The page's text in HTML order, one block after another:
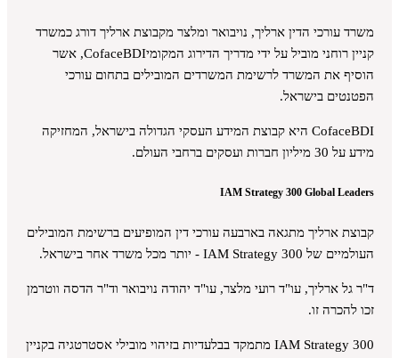
משרד עורכי הדין ארליך, נויבואר ומלצר מקבוצת ארליך דורג כמשרד
קניין רוחני מוביל על ידי מדריך הדירוג המקומיCofaceBDI, אשר
הוסיף את המשרד לרשימת המשרדים המובילים בתחום עורכי
הפטנטים בישראל.
CofaceBDI היא קבוצת המידע העסקי הגדולה בישראל, המחזיקה
מידע על 30 מיליון חברות ועסקים ברחבי העולם.
IAM Strategy 300 Global Leaders
קבוצת ארליך מתגאה בארבעה עורכי דין המופיעים ברשימת המובילים
העולמיים של IAM Strategy 300 - יותר מכל משרד אחר בישראל.
ד"ר גל ארליך, עו"ד רועי מלצר, עו"ד יהודה נויבואר וד"ר הדסה ווטרמן
זכו להכרה זו.
IAM Strategy 300 מתמקד בבלעדיות בזיהוי מובילי אסטרטגיה בקניין